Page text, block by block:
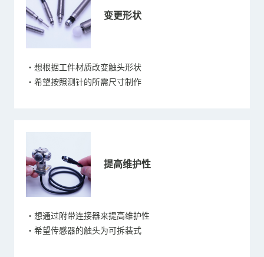
变更形状
・想根据工件材质改变触头形状
・希望按照测针的所需尺寸制作
提高维护性
・想通过附带连接器来提高维护性
・希望传感器的触头为可拆装式